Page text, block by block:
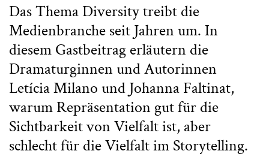
Das Thema Diversity treibt die
Medienbranche seit Jahren um. In
diesem Gastbeitrag erläutern die
Dramaturginnen und Autorinnen
Letícia Milano und Johanna Faltinat,
warum Repräsentation gut für die
Sichtbarkeit von Vielfalt ist, aber
schlecht für die Vielfalt im Storytelling.